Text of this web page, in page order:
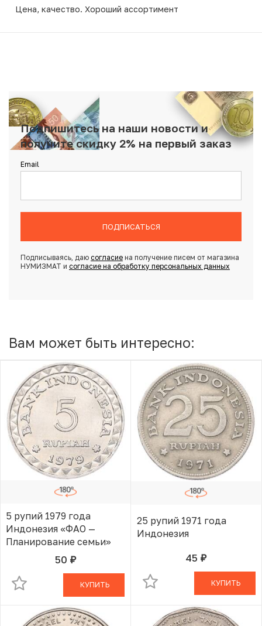
Цена, качество. Хороший ассортимент
Подпишитесь на наши новости и
получите скидку 2% на первый заказ
Email
ПОДПИСАТЬСЯ
Подписываясь, даю согласиена получение писем от магазина
НУМИЗМАТ и согласие на обработку персональных данных
Вам может быть интересно:
5 рупий 1979 года
Индонезия «ФАО —
Планирование семьи»
50 руб.В КОРЗИНЕ
КУПИТЬ
25 рупий 1971 года
Индонезия
45 руб.В КОРЗИНЕ
КУПИТЬ